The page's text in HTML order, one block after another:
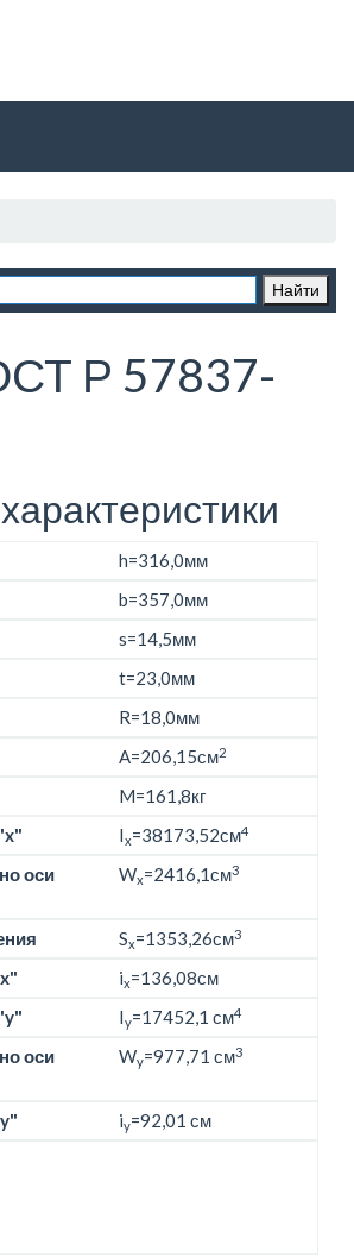
Р 57837-
h=316,0мм
b=357,0мм
s=14,5мм
t=23,0мм
R=18,0мм
A=206,15см2
M=161,8кг
Ix=38173,52см4
оси
Wx=2416,1см3
Sx=1353,26см3
ix=136,08см
Iy=17452,1 см4
оси
Wy=977,71 см3
iy=92,01 см